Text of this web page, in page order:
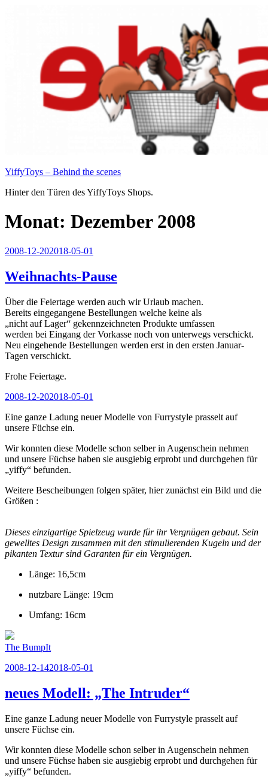
YiffyToys – Behind the scenes
Hinter den Türen des YiffyToys Shops.
Monat: Dezember 2008
Veröffentlicht
2008-12-202018-05-01
Weihnachts-Pause
Über die Feiertage werden auch wir Urlaub machen.
Bereits eingegangene Bestellungen welche keine als
„nicht auf Lager“ gekennzeichneten Produkte umfassen
werden bei Eingang der Vorkasse noch von unterwegs verschickt.
Neu eingehende Bestellungen werden erst in den ersten Januar-
Tagen verschickt.
Frohe Feiertage.
Veröffentlicht
2008-12-202018-05-01
Eine ganze Ladung neuer Modelle von Furrystyle prasselt auf
unsere Füchse ein.
Wir konnten diese Modelle schon selber in Augenschein nehmen
und unsere Füchse haben sie ausgiebig erprobt und durchgehen für
„yiffy“ befunden.
Weitere Bescheibungen folgen später, hier zunächst ein Bild und die
Größen :
Dieses einzigartige Spielzeug wurde für ihr Vergnügen gebaut. Sein
gewelltes Design zusammen mit den stimulierenden Kugeln und der
pikanten Textur sind Garanten für ein Vergnügen.
Länge: 16,5cm
nutzbare Länge: 19cm
Umfang: 16cm
The BumpIt
Veröffentlicht
2008-12-142018-05-01
neues Modell: „The Intruder“
Eine ganze Ladung neuer Modelle von Furrystyle prasselt auf
unsere Füchse ein.
Wir konnten diese Modelle schon selber in Augenschein nehmen
und unsere Füchse haben sie ausgiebig erprobt und durchgehen für
„yiffy“ befunden.